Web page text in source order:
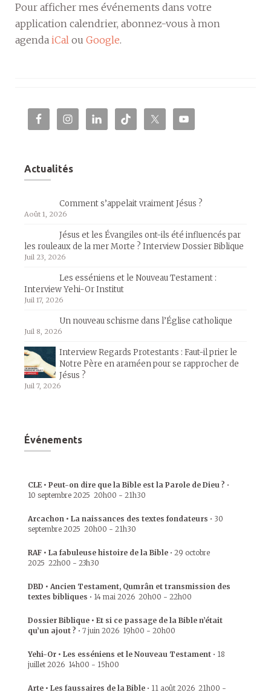
Pour afficher mes événements dans votre
application calendrier, abonnez-vous à mon
agenda iCal ou Google.
Actualités
Comment s’appelait vraiment Jésus ?
Août 1, 2026
Jésus et les Évangiles ont-ils été influencés par
les rouleaux de la mer Morte ? Interview Dossier Biblique
Juil 23, 2026
Les esséniens et le Nouveau Testament :
Interview Yehi-Or Institut
Juil 17, 2026
Un nouveau schisme dans l’Église catholique
Juil 8, 2026
Interview Regards Protestants : Faut-il prier le
Notre Père en araméen pour se rapprocher de
Jésus ?
Juil 7, 2026
Événements
CLE • Peut-on dire que la Bible est la Parole de Dieu ? •
10 septembre 2025 20h00 - 21h30
Arcachon • La naissances des textes fondateurs • 30
septembre 2025 20h00 - 21h30
RAF • La fabuleuse histoire de la Bible • 29 octobre
2025 22h00 - 23h30
DBD • Ancien Testament, Qumrân et transmission des
textes bibliques • 14 mai 2026 20h00 - 22h00
Dossier Biblique • Et si ce passage de la Bible n’était
qu’un ajout ? • 7 juin 2026 19h00 - 20h00
Yehi-Or • Les esséniens et le Nouveau Testament • 18
juillet 2026 14h00 - 15h00
Arte • Les faussaires de la Bible • 11 août 2026 21h00 -